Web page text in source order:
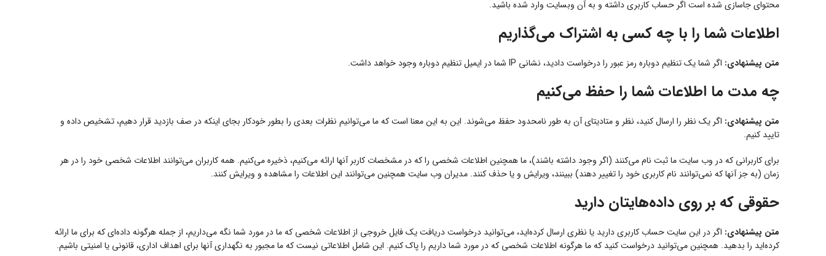
محتوای جاسازی شده است اگر حساب کاربری داشته و به آن وبسایت وارد شده باشید.
اطلاعات شما را با چه کسی به اشتراک می‌گذاریم
متن پیشنهادی: اگر شما یک تنظیم دوباره رمز عبور را درخواست دادید، نشانی IP شما در ایمیل تنظیم دوباره وجود خواهد داشت.
چه مدت ما اطلاعات شما را حفظ می‌کنیم
متن پیشنهادی: اگر یک نظر را ارسال کنید، نظر و متادیتای آن به طور نامحدود حفظ می‌شوند. این به این معنا است که ما می‌توانیم نظرات بعدی را بطور خودکار بجای اینکه در صف بازدید قرار دهیم، تشخیص داده و
تایید کنیم.
برای کاربرانی که در وب سایت ما ثبت نام می‌کنند (اگر وجود داشته باشند)، ما همچنین اطلاعات شخصی را که در مشخصات کاربر آنها ارائه می‌کنیم، ذخیره می‌کنیم. همه کاربران می‌توانند اطلاعات شخصی خود را در هر
زمان (به جز آنها که نمی‌توانند نام کاربری خود را تغییر دهند) ببینند، ویرایش و یا حذف کنند. مدیران وب سایت همچنین می‌توانند این اطلاعات را مشاهده و ویرایش کنند.
حقوقی که بر روی داده‌هایتان دارید
متن پیشنهادی: اگر در این سایت حساب کاربری دارید یا نظری ارسال کرده‌اید، می‌توانید درخواست دریافت یک فایل خروجی از اطلاعات شخصی که ما در مورد شما نگه می‌داریم، از جمله هرگونه داده‌ای که برای ما ارائه
کرده‌اید را بدهید. همچنین می‌توانید درخواست کنید که ما هرگونه اطلاعات شخصی که در مورد شما داریم را پاک کنیم. این شامل اطلاعاتی نیست که ما مجبور به نگهداری آنها برای اهداف اداری، قانونی یا امنیتی باشیم.